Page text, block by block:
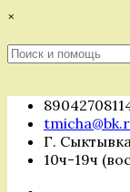
Перейти
содержимому
×
Поиск
Г.
10ч-19ч